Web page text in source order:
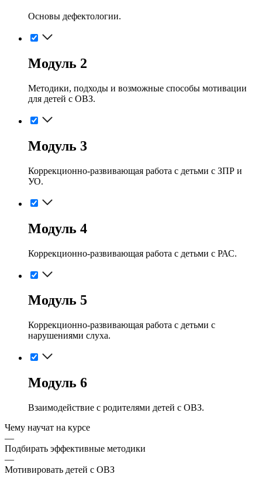
Основы дефектологии.
Модуль 2
Методики, подходы и возможные способы мотивации
для детей с ОВЗ.
Модуль 3
Коррекционно-развивающая работа с детьми с ЗПР и
УО.
Модуль 4
Коррекционно-развивающая работа с детьми с РАС.
Модуль 5
Коррекционно-развивающая работа с детьми с
нарушениями слуха.
Модуль 6
Взаимодействие с родителями детей с ОВЗ.
Чему научат на курсе
—
Подбирать эффективные методики
—
Мотивировать детей с ОВЗ